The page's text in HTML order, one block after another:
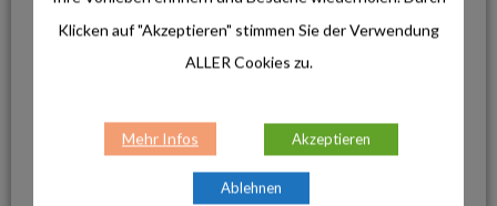
Gipfelglück, Panoramawegen und
genussvollen Radtouren
Klicken auf "Akzeptieren" stimmen Sie der Verwendung
ALLER Cookies zu.
Mehr Infos Akzeptieren
Ablehnen